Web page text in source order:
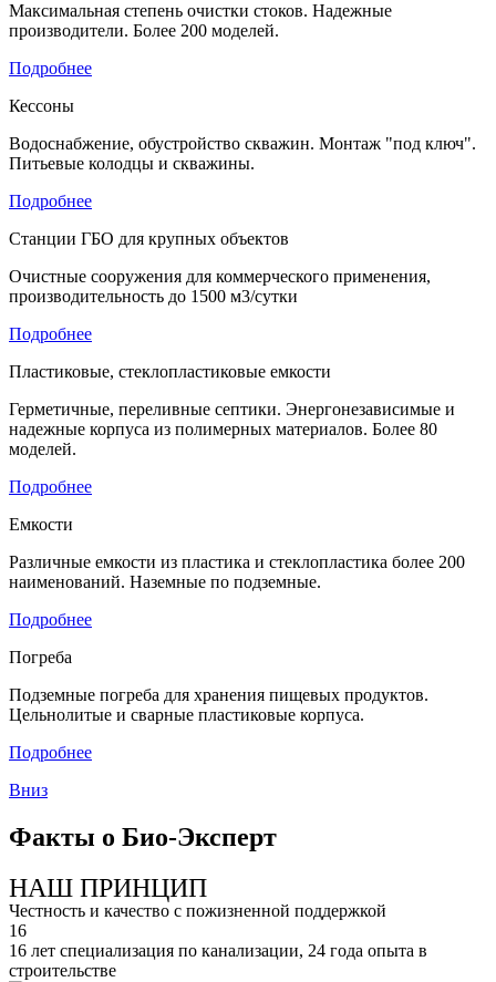
Максимальная степень очистки стоков. Надежные
производители. Более 200 моделей.
Подробнее
Кессоны
Водоснабжение, обустройство скважин. Монтаж "под ключ".
Питьевые колодцы и скважины.
Подробнее
Станции ГБО для крупных объектов
Очистные сооружения для коммерческого применения,
производительность до 1500 м3/сутки
Подробнее
Пластиковые, стеклопластиковые емкости
Герметичные, переливные септики. Энергонезависимые и
надежные корпуса из полимерных материалов. Более 80
моделей.
Подробнее
Емкости
Различные емкости из пластика и стеклопластика более 200
наименований. Наземные по подземные.
Подробнее
Погреба
Подземные погреба для хранения пищевых продуктов.
Цельнолитые и сварные пластиковые корпуса.
Подробнее
Вниз
Факты о Био-Эксперт
НАШ ПРИНЦИП
Честность и качество с пожизненной поддержкой
16
16 лет специализация по канализации, 24 года опыта в
строительстве